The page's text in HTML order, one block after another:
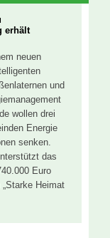
erhält
neuen
und
wollen drei
Energie
senken.
das
Euro
Heimat